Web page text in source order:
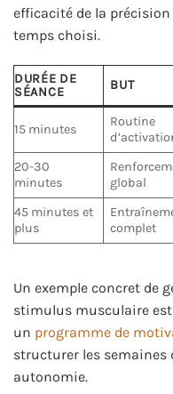
efficacité de la précision
temps choisi.
DURÉE DE
SÉANCE
BUT
15 minutes
Routine
20-30
minutes
global
45 minutes et
plus
complet
Un exemple concret de
stimulus musculaire est
un programme de
structurer les semaines
autonomie.